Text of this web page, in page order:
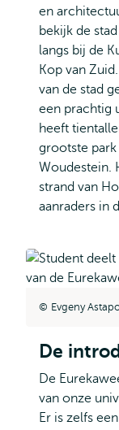
en
bekijk de
langs bij de
Kop van
van de stad
een prachtig
heeft
grootste
Woudestein.
strand van
aanraders in
Evgeny
De
De
van onze
Er is zelfs